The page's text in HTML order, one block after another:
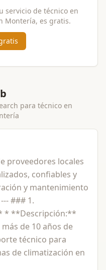
servicio de técnico en
Montería, es gratis.
para técnico en
proveedores locales
confiables y
y mantenimiento
### 1.
* **Descripción:**
de 10 años de
técnico para
de climatización en